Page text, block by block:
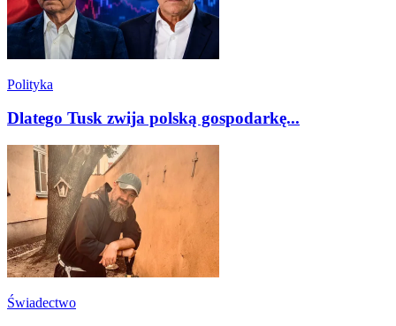
Polityka
Dlatego Tusk zwija polską gospodarkę...
Świadectwo